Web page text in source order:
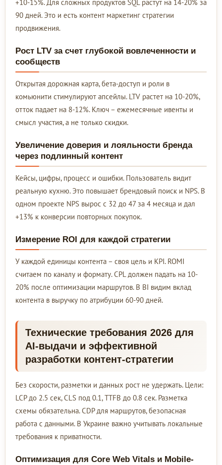
+10-15%. Для сложных продуктов SQL растут на 14-20% за
90 дней. Это и есть контент маркетинг стратегии
продвижения.
Рост LTV за счет глубокой вовлеченности и
сообществ
Открытая дорожная карта, бета-доступ и роли в
комьюнити стимулируют апсейлы. LTV растет на 10-20%,
отток падает на 8-12%. Ключ – ежемесячные ивенты и
смысл участия, а не только скидки.
Увеличение доверия и лояльности бренда
через подлинный контент
Кейсы, цифры, процесс и ошибки. Пользователь видит
реальную кухню. Это повышает брендовый поиск и NPS. В
одном проекте NPS вырос с 32 до 47 за 4 месяца и дал
+13% к конверсии повторных покупок.
Измерение ROI для каждой стратегии
У каждой единицы контента – своя цель и KPI. ROMI
считаем по каналу и формату. CPL должен падать на 10-
20% после оптимизации маршрутов. В BI видим вклад
контента в выручку по атрибуции 60-90 дней.
Технические требования 2026 для
AI-выдачи и эффективной
разработки контент-стратегии
Без скорости, разметки и данных рост не удержать. Цели:
LCP до 2.5 сек, CLS под 0.1, TTFB до 0.8 сек. Разметка
схемы обязательна. CDP для маршрутов, безопасная
работа с данными. В Украине важно учитывать локальные
требования к приватности.
Оптимизация для Core Web Vitals и Mobile-